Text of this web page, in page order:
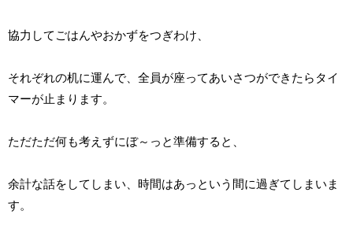
協力してごはんやおかずをつぎわけ、
それぞれの机に運んで、全員が座ってあいさつができたらタイ
マーが止まります。
ただただ何も考えずにぼ～っと準備すると、
余計な話をしてしまい、時間はあっという間に過ぎてしまいま
す。